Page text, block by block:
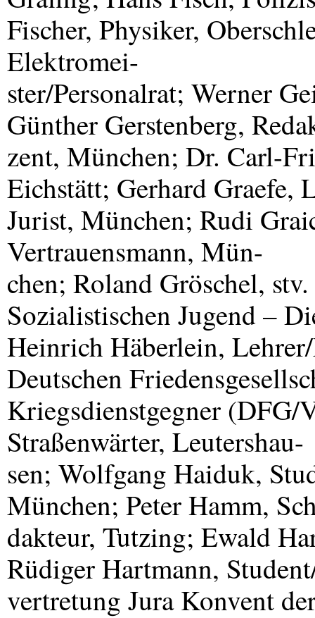
Fischer, Physiker,
Elektromei-
ster/Personalrat; Werner
Günther Gerstenberg,
zent, München; Dr. Carl-
Eichstätt; Gerhard Graefe,
Jurist, München; Rudi
Vertrauensmann, Mün-
chen; Roland Gröschel,
Sozialistischen Jugend –
Heinrich Häberlein,
Deutschen
Kriegsdienstgegner (DFG/
Straßenwärter, Leutershau-
sen; Wolfgang Haiduk,
München; Peter Hamm,
dakteur, Tutzing; Ewald
Rüdiger Hartmann,
vertretung Jura Konvent